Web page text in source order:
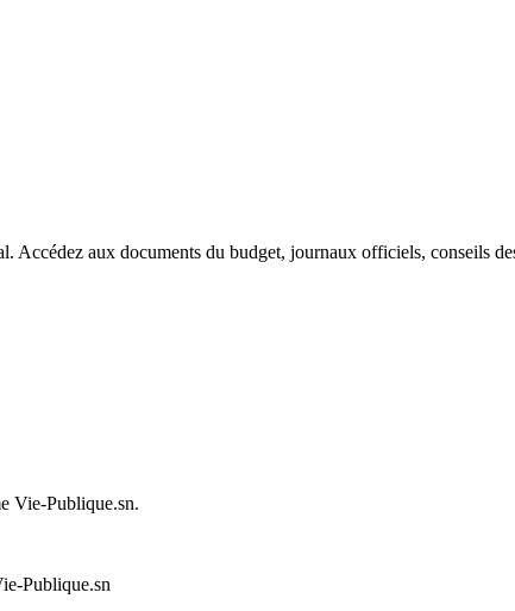
Accédez aux documents du budget, journaux officiels, conseils
Vie-Publique.sn.
Publique.sn